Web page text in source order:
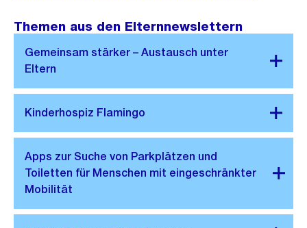
Themen aus den Elternnewslettern